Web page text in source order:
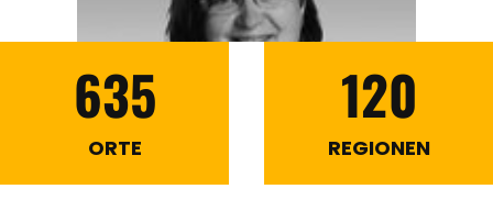
635
ORTE
120
REGIONEN